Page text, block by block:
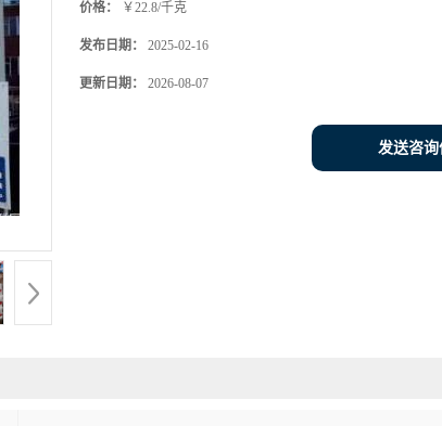
价格： ￥22.8/千克
发布日期： 2025-02-16
更新日期： 2026-08-07
发送咨询